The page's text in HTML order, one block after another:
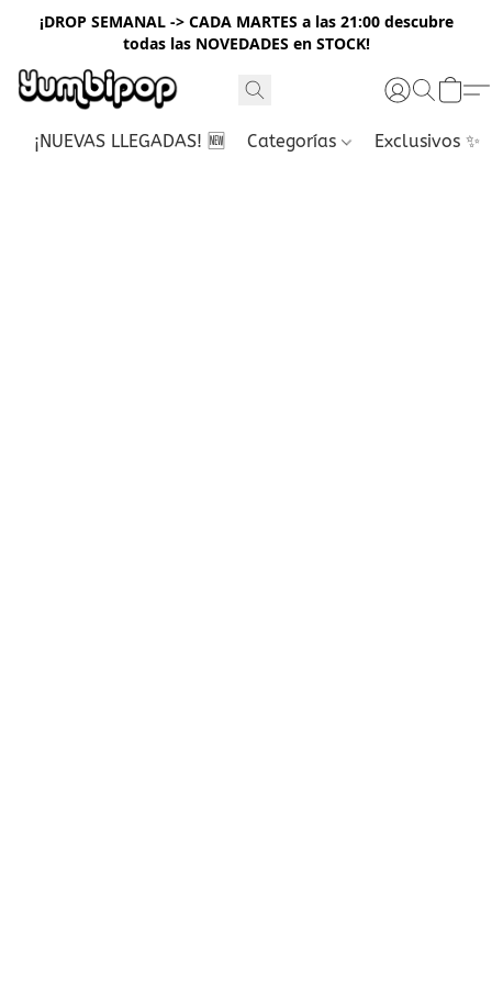
¡DROP SEMANAL -> CADA MARTES a las 21:00 descubre
todas las NOVEDADES en STOCK!
¡NUEVAS LLEGADAS! 🆕 Categorías Exclusivos ✨